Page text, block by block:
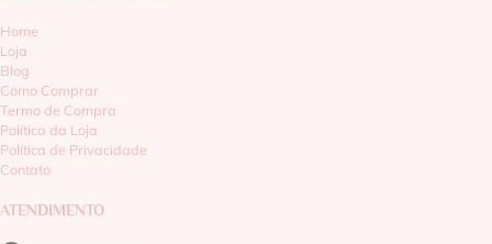
Home
Loja
Blog
Como Comprar
Termo de Compra
Política da Loja
Política de Privacidade
Contato
ATENDIMENTO